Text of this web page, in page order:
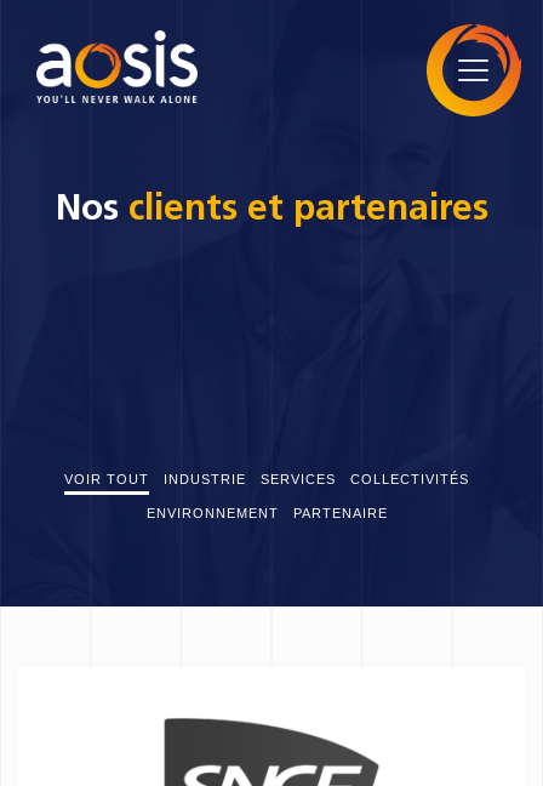
Nos clients et partenaires
VOIR TOUT INDUSTRIE SERVICES COLLECTIVITÉS
ENVIRONNEMENT PARTENAIRE